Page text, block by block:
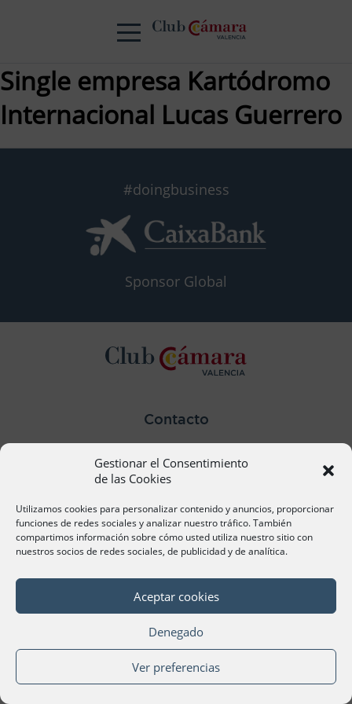
Gestionar el Consentimiento
de las Cookies
Utilizamos cookies para personalizar contenido y anuncios, proporcionar
funciones de redes sociales y analizar nuestro tráfico. También
compartimos información sobre cómo usted utiliza nuestro sitio con
nuestros socios de redes sociales, de publicidad y de analítica.
Aceptar cookies
Denegado
Ver preferencias
Single empresa Kartódromo
Internacional Lucas Guerrero
#doingbusiness
Sponsor Global
Contacto
acervera@camaravalencia.com
961 366 212
Síguenos
©Cámara Oficial de Comercio, Industria, Servicios y
Navegación de València 2020